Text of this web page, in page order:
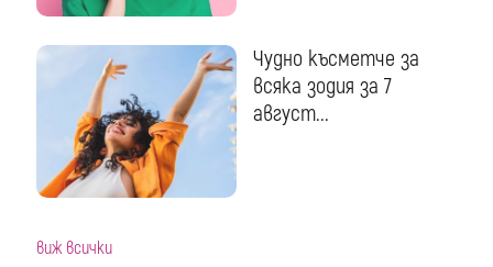
Чудно късметче за
всяка зодия за 7
август...
виж всички